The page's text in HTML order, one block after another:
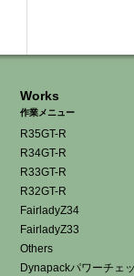
Works
作業メニュー
R35GT-R
R34GT-R
R33GT-R
R32GT-R
FairladyZ34
FairladyZ33
Others
Dynapackパワーチェ